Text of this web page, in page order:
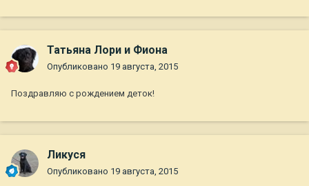
Татьяна Лори и Фиона
Опубликовано 19 августа, 2015
Поздравляю с рождением деток!
Ликуся
Опубликовано 19 августа, 2015